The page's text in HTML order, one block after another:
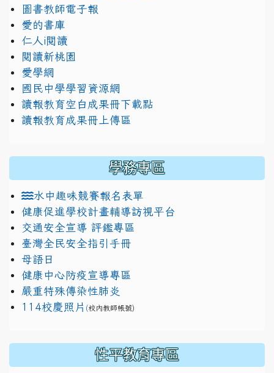
圖書教師電子報
愛的書庫
仁人i閱讀
閱讀新桃園
愛學網
國民中學學習資源網
讀報教育空白成果冊下載點
讀報教育成果冊上傳區
學務專區
水中趣味競賽報名表單
健康促進學校計畫輔導訪視平台
交通安全宣導 評鑑專區
臺灣全民安全指引手冊
母語日
健康中心防疫宣導專區
嚴重特殊傳染性肺炎
114校慶照片 (校內教師帳號)
性平教育專區